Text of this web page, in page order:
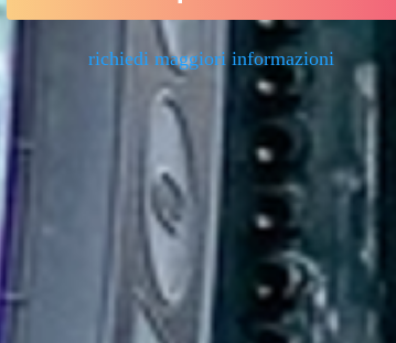
richiedi maggiori informazioni